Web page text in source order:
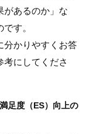
があるのか」な
す。
分かりやすくお答
考にしてくださ
足度（ES）向上の